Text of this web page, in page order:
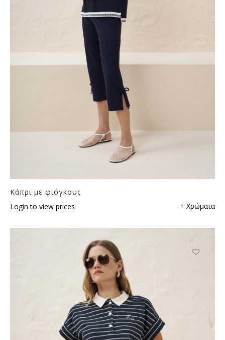
Κάπρι με φιόγκους
Login to view prices
+ Χρώματα